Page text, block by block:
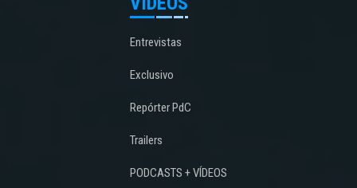
Entrevistas
Exclusivo
Repórter PdC
Trailers
PODCASTS + VÍDEOS